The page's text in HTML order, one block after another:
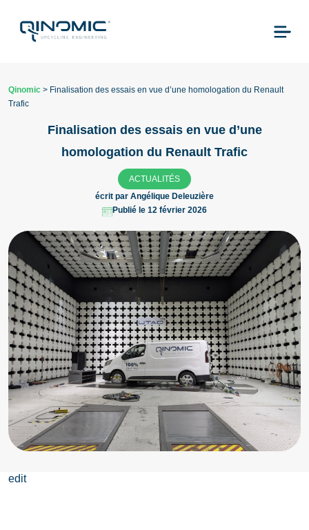
Qinomic > Finalisation des essais en vue d’une homologation du Renault
Trafic
Finalisation des essais en vue d’une
homologation du Renault Trafic
ACTUALITÉS
écrit par Angélique Deleuzière
Publié le 12 février 2026
edit